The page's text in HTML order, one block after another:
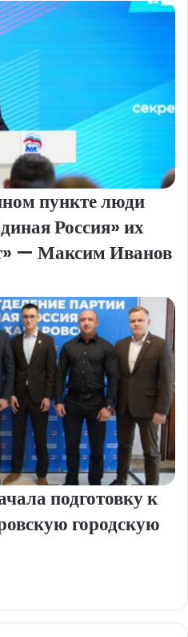
пункте люди
Россия» их
— Максим Иванов
подготовку к
городскую